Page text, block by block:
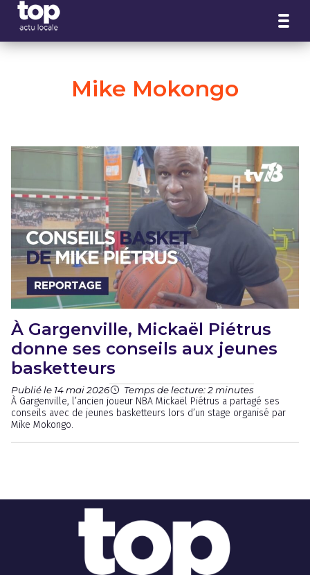
Mike Mokongo
À Gargenville, Mickaël Piétrus
donne ses conseils aux jeunes
basketteurs
Publié le 14 mai 2026 Temps de lecture: 2 minutes
À Gargenville, l’ancien joueur NBA Mickaël Piétrus a partagé ses
conseils avec de jeunes basketteurs lors d’un stage organisé par
Mike Mokongo.
Panneau de gestion des cookies